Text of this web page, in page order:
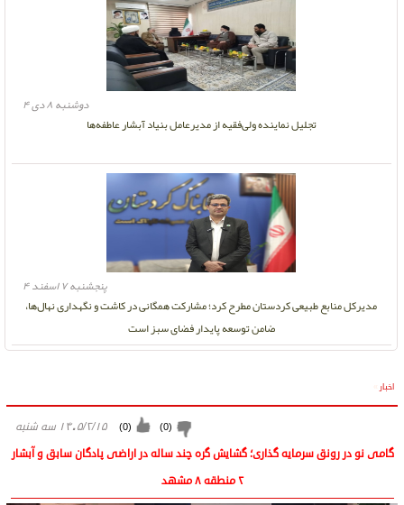
مدیرکل منابع طبیعی کردستان مطرح کرد؛ مشارکت همگانی در کاشت و نگهداری نهال‌ها،
ضامن توسعه پایدار فضای سبز است
پنجشنبه ۷ اسفند ۴
تجلیل نماینده ولی‌فقیه از مدیرعامل بنیاد آبشار عاطفه‌ها
دوشنبه ۸ دی ۴
اخبار
۱۴۰۵/۲/۱۵ سه شنبه (
0
) (
0
)
گامی نو در رونق سرمایه گذاری؛ گشایش گره چند ساله در اراضی پادگان سابق و آبشار
۲ منطقه ۸ مشهد